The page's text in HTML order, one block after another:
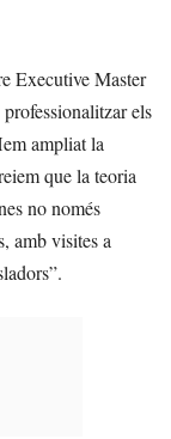
Executive Master
els
ampliat la
que la teoria
no només
amb visites a